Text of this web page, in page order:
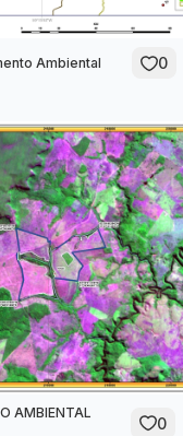
Ambiental 0
AMBIENTAL
0